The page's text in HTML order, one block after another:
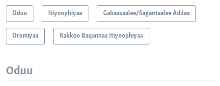
Oduu Itiyoophiyaa Gabaasaalee/Sagantaalee Addaa
Oromiyaa Rakkoo Baqannaa Itiyoophiyaa
Oduu